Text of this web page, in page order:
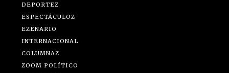
DEPORTEZ
ESPECTÁCULOZ
EZENARIO
INTERNACIONAL
COLUMNAZ
ZOOM POLÍTICO